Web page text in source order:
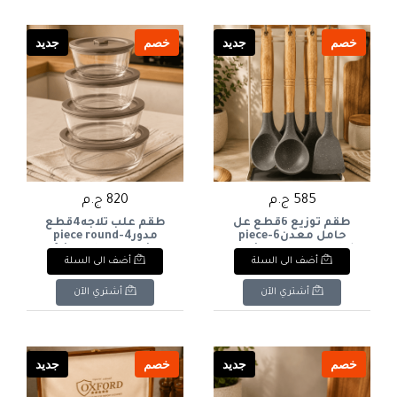
خصم جديد
585 ج.م
طقم توزيع 6قطع عل
حامل معدن6-piece
serving set on a metal
stand
أضف الى السلة
أشتري الآن
خصم جديد
820 ج.م
طقم علب ثلاجه4قطع
مدور4-piece round
refrigerator container
set
أضف الى السلة
أشتري الآن
خصم جديد خصم جديد